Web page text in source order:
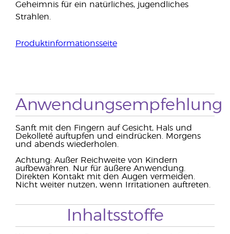
Geheimnis für ein natürliches, jugendliches
Strahlen.
Produktinformationsseite
Anwendungsempfehlung
Sanft mit den Fingern auf Gesicht, Hals und
Dekolleté auftupfen und eindrücken. Morgens
und abends wiederholen.
Achtung: Außer Reichweite von Kindern
aufbewahren. Nur für äußere Anwendung.
Direkten Kontakt mit den Augen vermeiden.
Nicht weiter nutzen, wenn Irritationen auftreten.
Inhaltsstoffe